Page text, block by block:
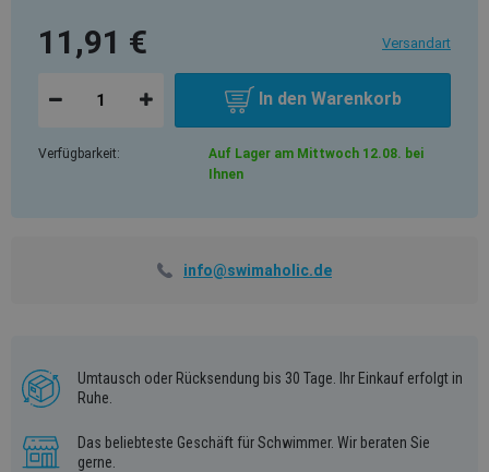
11,91 € Versandart
In den Warenkorb
Verfügbarkeit:
Auf Lager am Mittwoch 12.08. bei
Ihnen
info@swimaholic.de
Umtausch oder Rücksendung bis 30 Tage. Ihr Einkauf erfolgt in
Ruhe.
Das beliebteste Geschäft für Schwimmer. Wir beraten Sie
gerne.